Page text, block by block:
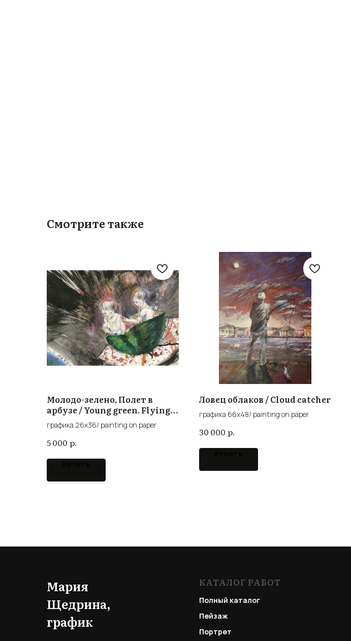
Смотрите также
Молодо-зелено, Полет в
арбузе / Young green. Flying
in a watermelon
графика 26x36/ painting on paper
5 000 р.
Ловец облаков / Cloud catcher
графика 66x48/ painting on paper
30 000 р.
Мария
Щедрина,
график
КАТАЛОГ РАБОТ
Полный каталог
Пейзаж
Портрет